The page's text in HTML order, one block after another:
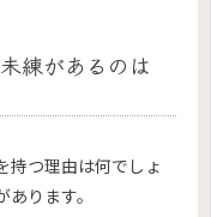
練があるのは
持つ理由は何でしょ
ります。